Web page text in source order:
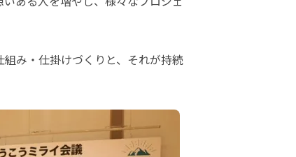
み・仕掛けづくりと、それが持続